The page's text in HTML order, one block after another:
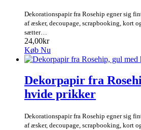
Dekorationspapir fra Rosehip egner sig
af æsker, decoupage, scrapbooking, kort
sætter…
24,00kr
Køb Nu
Dekorpapir fra
hvide prikker
Dekorationspapir fra Rosehip egner sig
af æsker, decoupage, scrapbooking, kort